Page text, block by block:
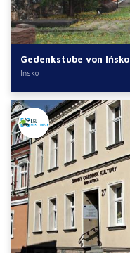
Gedenkstube von Ińsko
Ińsko